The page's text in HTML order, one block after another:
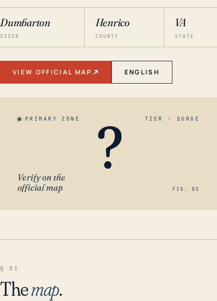
Dumbarton
23228
Henrico
COUNTY
VA
STATE
VIEW OFFICIAL MAP ENGLISH
PRIMARY ZONE TIER · SURGE
?
Verify on the
official map
FIG. 01
§ 01
Themap.